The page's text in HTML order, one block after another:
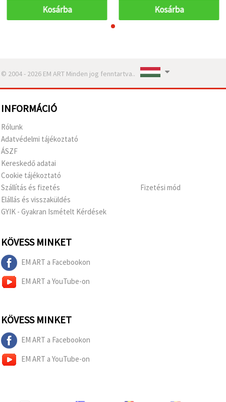
Kosárba Kosárba
© 2004 - 2026 EM ART Minden jog fenntartva..
INFORMÁCIÓ
Rólunk
Adatvédelmi tájékoztató
ÁSZF
Kereskedő adatai
Cookie tájékoztató
Szállítás és fizetés
Elállás és visszaküldés
GYIK - Gyakran Ismételt Kérdések
Fizetési mód
KÖVESS MINKET
EM ART a Facebookon
EM ART a YouTube-on
KÖVESS MINKET
EM ART a Facebookon
EM ART a YouTube-on